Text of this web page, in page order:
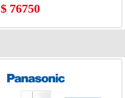
$ 76750